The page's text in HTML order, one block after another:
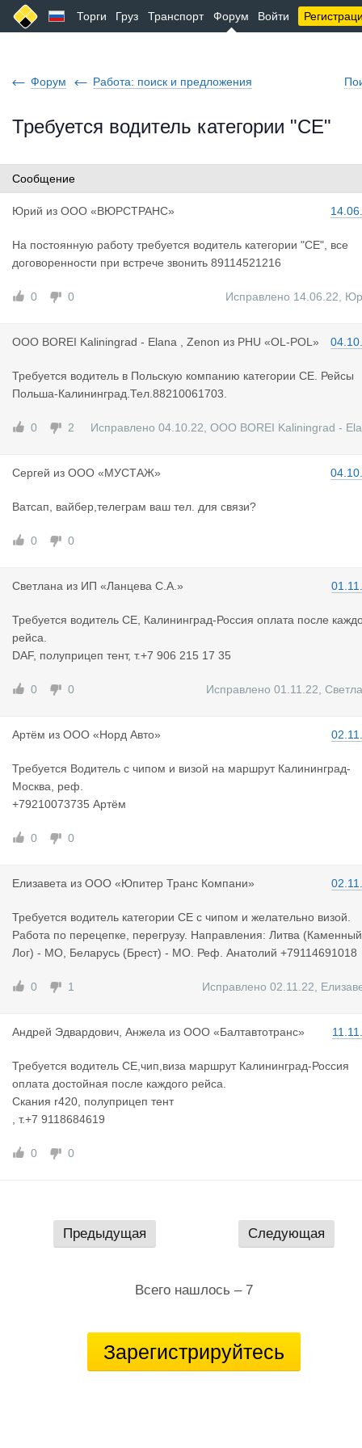
Торги Груз Транспорт Форум Войти
Форум Работа: поиск и предложения
Требуется водитель категории "СЕ"
Сообщение
Юрий из ООО «ВЮРСТРАНС»
На постоянную работу требуется водитель категории "СЕ", все
договоренности при встрече звонить 89114521216
0 0 Исправлено 14.06.22
OOO BOREI Kaliningrad - Elana , Zenon из PHU «OL-POL»
Требуется водитель в Польскую компанию категории СЕ. Рейсы
Польша-Калининград.Тел.88210061703.
0 2 Исправлено 04.10.22 OOO BOREI Kaliningrad -
Сергей из ООО «МУСТАЖ»
Ватсап, вайбер,телеграм ваш тел. для связи?
0 0
Светлана из ИП «Ланцева С.А.»
Требуется водитель СЕ, Калининград-Россия оплата после
рейса.
DAF, полуприцеп тент, т.+7 906 215 17 35
0 0 Исправлено 01.11.22
Артём из ООО «Норд Авто»
Требуется Водитель с чипом и визой на маршрут Калининград-
Москва, реф.
+79210073735 Артём
0 0
Елизавета из ООО «Юпитер Транс Компани»
Требуется водитель категории СЕ с чипом и желательно визой.
Работа по перецепке, перегрузу. Направления: Литва (Каменный
Лог) - МО, Беларусь (Брест) - МО. Реф. Анатолий +79114691018
0 1 Исправлено 02.11.22
Андрей Эдвардович, Анжела из ООО «Балтавтотранс»
Требуется водитель СЕ,чип,виза маршрут Калининград-Россия
оплата достойная после каждого рейса.
Скания r420, полуприцеп тент
, т.+7 9118684619
0 0
Предыдущая Следующая
Всего нашлось – 7
Зарегистрируйтесь